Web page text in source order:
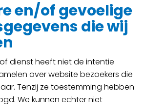
en/of gevoelige
die wij
dienst heeft niet de intentie
over website bezoekers die
Tenzij ze toestemming hebben
We kunnen echter niet